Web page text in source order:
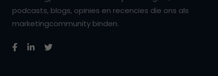
podcasts, blogs, opinies en recencies die ons als
marketingcommunity binden.